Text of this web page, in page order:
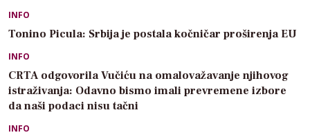
INFO
Tonino Picula: Srbija je postala kočničar proširenja EU
INFO
CRTA odgovorila Vučiću na omalovažavanje njihovog
istraživanja: Odavno bismo imali prevremene izbore
da naši podaci nisu tačni
INFO